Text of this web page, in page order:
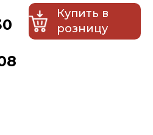
Купить в
розницу